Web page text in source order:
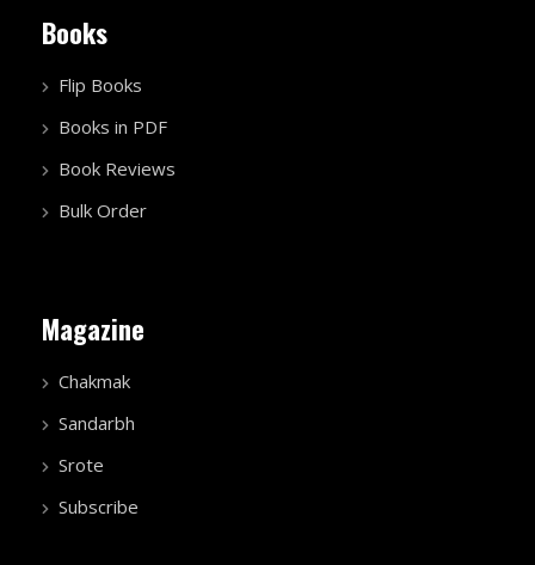
Books
Flip Books
Books in PDF
Book Reviews
Bulk Order
Magazine
Chakmak
Sandarbh
Srote
Subscribe